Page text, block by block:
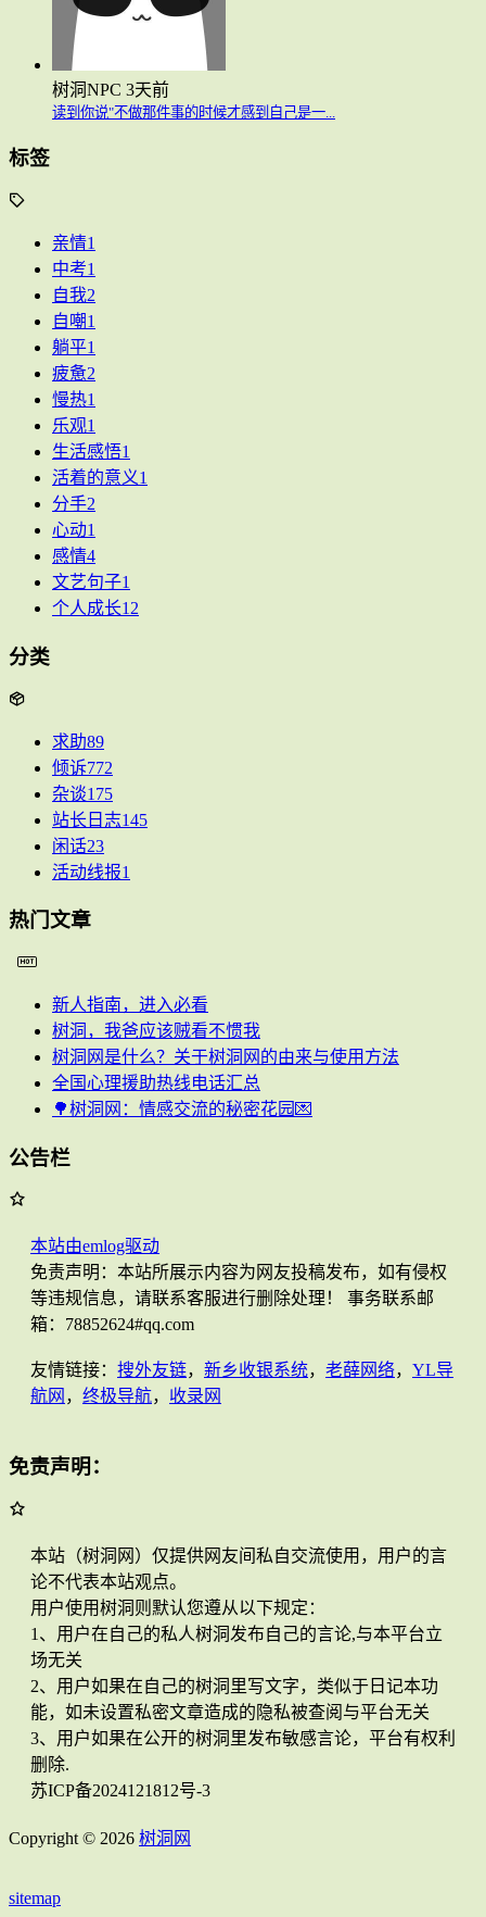
树洞NPC 3天前
读到你说"不做那件事的时候才感到自己是一...
标签
亲情1
中考1
自我2
自嘲1
躺平1
疲惫2
慢热1
乐观1
生活感悟1
活着的意义1
分手2
心动1
感情4
文艺句子1
个人成长12
分类
求助89
倾诉772
杂谈175
站长日志145
闲话23
活动线报1
热门文章
新人指南，进入必看
树洞，我爸应该贼看不惯我
树洞网是什么？关于树洞网的由来与使用方法
全国心理援助热线电话汇总
🌳树洞网：情感交流的秘密花园💌
公告栏
本站由emlog驱动
免责声明：本站所展示内容为网友投稿发布，如有侵权
等违规信息，请联系客服进行删除处理！ 事务联系邮
箱：78852624#qq.com
友情链接： 搜外友链， 新乡收银系统， 老薛网络， YL导
航网 ， 终极导航， 收录网
免责声明：
本站（树洞网）仅提供网友间私自交流使用，用户的言
论不代表本站观点。
用户使用树洞则默认您遵从以下规定：
1、用户在自己的私人树洞发布自己的言论,与本平台立
场无关
2、用户如果在自己的树洞里写文字，类似于日记本功
能，如未设置私密文章造成的隐私被查阅与平台无关
3、用户如果在公开的树洞里发布敏感言论，平台有权利
删除.
苏ICP备2024121812号-3
Copyright © 2026 树洞网
sitemap